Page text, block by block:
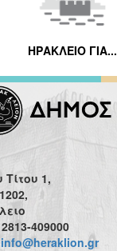
ΗΡΑΚΛΕΙΟ ΓΙΑ...
Τίτου 1,
409000
info@heraklion.gr